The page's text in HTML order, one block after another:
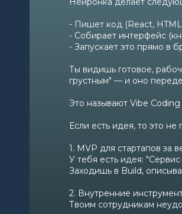
- Пишет код (React, HTML,
- Собирает интерфейс
- Запускает это прямо в
Ты видишь готовое,
грустным" — и оно
Это называют Vibe
Если есть идея, то это не
1. MVP для стартапов за
У тебя есть идея:
Заходишь в Build,
2. Внутренние
Твоим сотрудникам